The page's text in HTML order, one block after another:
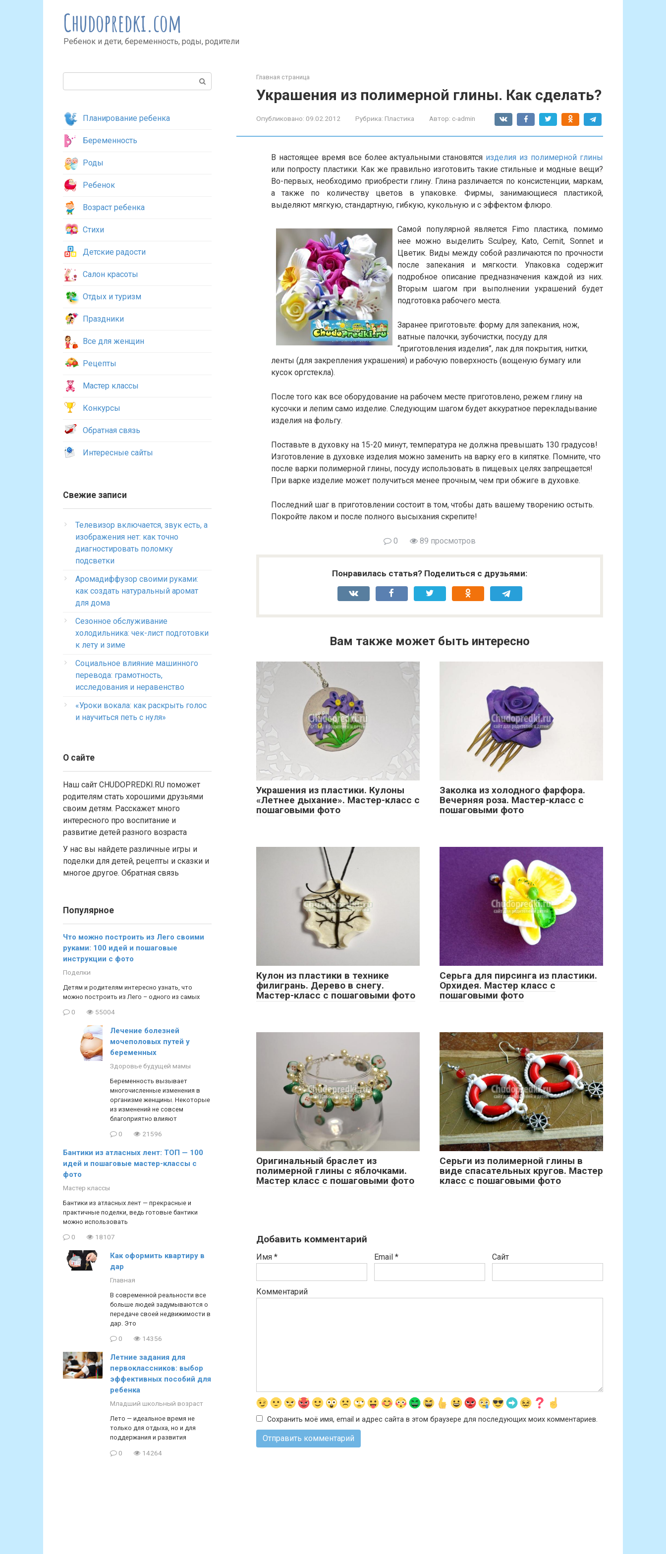
Chudopredki.com
Ребенок и дети, беременность, роды, родители
Главная страница
Украшения из полимерной глины. Как сделать?
Опубликовано: 09.02.2012 Рубрика: Пластика Автор: c-admin
В настоящее время все более актуальными становятся изделия из полимерной глины
или попросту пластики. Как же правильно изготовить такие стильные и модные вещи?
Во-первых, необходимо приобрести глину. Глина различается по консистенции, маркам,
а также по количеству цветов в упаковке. Фирмы, занимающиеся пластикой,
выделяют мягкую, стандартную, гибкую, кукольную и с эффектом флюро.
Самой популярной является Fimo пластика, помимо
нее можно выделить Sculpey, Kato, Cernit, Sonnet и
Цветик. Виды между собой различаются по прочности
после запекания и мягкости. Упаковка содержит
подробное описание предназначения каждой из них.
Вторым шагом при выполнении украшений будет
подготовка рабочего места.
Заранее приготовьте: форму для запекания, нож,
ватные палочки, зубочистки, посуду для
“приготовления изделия”, лак для покрытия, нитки,
ленты (для закрепления украшения) и рабочую поверхность (вощеную бумагу или
кусок оргстекла).
После того как все оборудование на рабочем месте приготовлено, режем глину на
кусочки и лепим само изделие. Следующим шагом будет аккуратное перекладывание
изделия на фольгу.
Поставьте в духовку на 15-20 минут, температура не должна превышать 130 градусов!
Изготовление в духовке изделия можно заменить на варку его в кипятке. Помните, что
после варки полимерной глины, посуду использовать в пищевых целях запрещается!
При варке изделие может получиться менее прочным, чем при обжиге в духовке.
Последний шаг в приготовлении состоит в том, чтобы дать вашему творению остыть.
Покройте лаком и после полного высыхания скрепите!
0 89 просмотров
Понравилась статья? Поделиться с друзьями:
Вам также может быть интересно
Украшения из пластики. Кулоны
«Летнее дыхание». Мастер-класс с
пошаговыми фото
Заколка из холодного фарфора.
Вечерняя роза. Мастер-класс с
пошаговыми фото
Кулон из пластики в технике
филигрань. Дерево в снегу.
Мастер-класс с пошаговыми фото
Серьга для пирсинга из пластики.
Орхидея. Мастер класс с
пошаговыми фото
Оригинальный браслет из
полимерной глины с яблочками.
Мастер класс с пошаговыми фото
Серьги из полимерной глины в
виде спасательных кругов. Мастер
класс с пошаговыми фото
Добавить комментарий
Имя * Email * Сайт
Комментарий
Сохранить моё имя, email и адрес сайта в этом браузере для последующих моих комментариев.
Планирование ребенка
Беременность
Роды
Ребенок
Возраст ребенка
Стихи
Детские радости
Салон красоты
Отдых и туризм
Праздники
Все для женщин
Рецепты
Мастер классы
Конкурсы
Обратная связь
Интересные сайты
Свежие записи
Телевизор включается, звук есть, а
изображения нет: как точно
диагностировать поломку
подсветки
Аромадиффузор своими руками:
как создать натуральный аромат
для дома
Сезонное обслуживание
холодильника: чек-лист подготовки
к лету и зиме
Социальное влияние машинного
перевода: грамотность,
исследования и неравенство
«Уроки вокала: как раскрыть голос
и научиться петь с нуля»
О сайте
Наш сайт CHUDOPREDKI.RU поможет
родителям стать хорошими друзьями
своим детям. Расскажет много
интересного про воспитание и
развитие детей разного возраста
У нас вы найдете различные игры и
поделки для детей, рецепты и сказки и
многое другое. Обратная связь
Популярное
Что можно построить из Лего своими
руками: 100 идей и пошаговые
инструкции с фото
Поделки
Детям и родителям интересно узнать, что
можно построить из Лего – одного из самых
0 55004
Лечение болезней
мочеполовых путей у
беременных
Здоровье будущей мамы
Беременность вызывает
многочисленные изменения в
организме женщины. Некоторые
из изменений не совсем
благоприятно влияют
0 21596
Бантики из атласных лент: ТОП — 100
идей и пошаговые мастер-классы с
фото
Мастер классы
Бантики из атласных лент — прекрасные и
практичные поделки, ведь готовые бантики
можно использовать
0 18107
Как оформить квартиру в
дар
Главная
В современной реальности все
больше людей задумываются о
передаче своей недвижимости в
дар. Это
0 14356
Летние задания для
первоклассников: выбор
эффективных пособий для
ребенка
Младший школьный возраст
Лето — идеальное время не
только для отдыха, но и для
поддержания и развития
0 14264